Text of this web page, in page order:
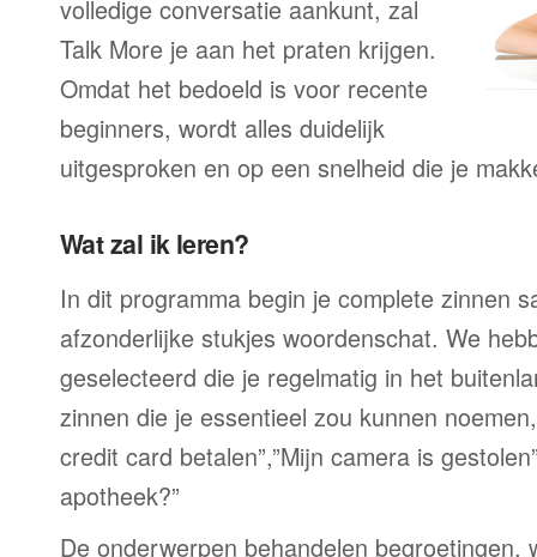
volledige conversatie aankunt, zal
Talk More je aan het praten krijgen.
Omdat het bedoeld is voor recente
beginners, wordt alles duidelijk
uitgesproken en op een snelheid die je
Wat zal ik leren?
In dit programma begin je complete zinnen
afzonderlijke stukjes woordenschat. We
geselecteerd die je regelmatig in het
zinnen die je essentieel zou kunnen
credit card betalen”,”Mijn camera is
apotheek?”
De onderwerpen behandelen begroetingen,